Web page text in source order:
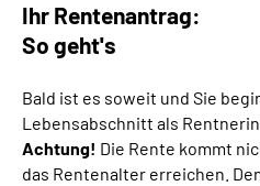
Ihr Rentenantrag:
So geht's
Bald ist es soweit und Sie
Lebensabschnitt als
Achtung! Die Rente kommt
das Rentenalter erreichen.